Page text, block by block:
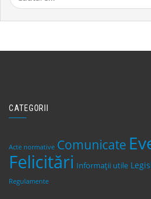
după:
CATEGORII
Acte normative Comunicate
Felicitări Informații utile
Regulamente